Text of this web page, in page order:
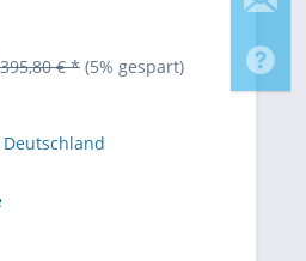
395,80 € * (5% gespart)